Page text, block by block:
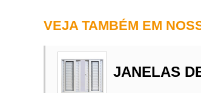
VEJA TAMBÉM EM
JANELAS